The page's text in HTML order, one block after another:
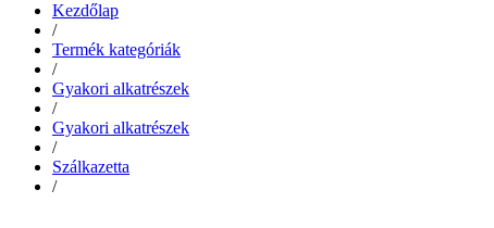
Kezdőlap
/
Termék kategóriák
/
Gyakori alkatrészek
/
Gyakori alkatrészek
/
Szálkazetta
/